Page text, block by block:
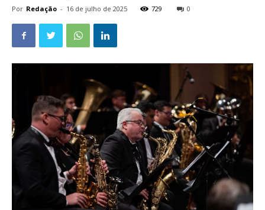
Por Redação - 16 de julho de 2025 729 0